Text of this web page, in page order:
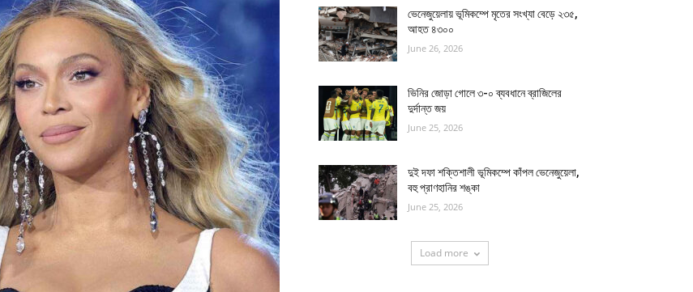
ভেনেজুয়েলায় ভূমিকম্পে মৃতের সংখ্যা বেড়ে ২৩৫,
আহত ৪৩০০
June 26, 2026
ভিনির জোড়া গোলে ৩-০ ব্যবধানে ব্রাজিলের
দুর্দান্ত জয়
June 25, 2026
দুই দফা শক্তিশালী ভূমিকম্পে কাঁপল ভেনেজুয়েলা,
বহু প্রাণহানির শঙ্কা
June 25, 2026
Load more